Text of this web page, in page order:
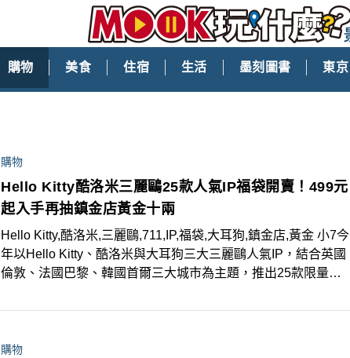
購物 美食 住宿 生活 墨刻圖書 東京
購物
Hello Kitty酷洛米三麗鷗25款人氣IP福袋開賣！499元
起入手再抽鎮金店黃金十兩
Hello Kitty,酷洛米,三麗鷗,711,IP,福袋,大耳狗,鎮金店,黃金 小7今
年以Hello Kitty、酷洛米與大耳狗三大三麗鷗人氣IP，結合英國
倫敦、法國巴黎、韓國首爾三大城市為主題，推出25款限量福
品，最低只要499元起就能入手！活動期間還能抽總價值超過百
購物